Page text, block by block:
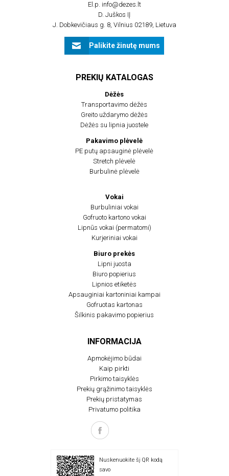
El.p. info@dezes.lt
D. Juškos IĮ
J. Dobkevičiaus g. 8, Vilnius 02189, Lietuva
Palikite žinutę mums
PREKIŲ KATALOGAS
Dėžės
Transportavimo dėžės
Greito uždarymo dėžės
Dėžės su lipnia juostele
Pakavimo plėvelė
PE putų apsauginė plėvelė
Stretch plėvelė
Burbulinė plėvelė
Vokai
Burbuliniai vokai
Gofruoto kartono vokai
Lipnūs vokai (permatomi)
Kurjeriniai vokai
Biuro prekės
Lipni juosta
Biuro popierius
Lipnios etiketės
Apsauginiai kartoniniai kampai
Gofruotas kartonas
Šilkinis pakavimo popierius
INFORMACIJA
Apmokėjimo būdai
Kaip pirkti
Pirkimo taisyklės
Prekių grąžinimo taisyklės
Prekių pristatymas
Privatumo politika
Nuskenuokite šį QR kodą
savo